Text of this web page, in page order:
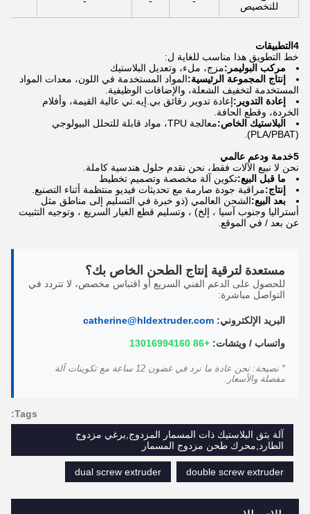
للتخصيص
4التطبيقات
خط التطويق هذا مناسب للغاية ل:
مركب البوليمر:مزج، ملء، وتعديل البلاستيك
إنتاج المجموعة الرئيسية:المواد المستخدمة في اللون، معدات المواد
المستخدمة لتخفيف الشعلة، والإضافات الوظيفية.
إعادة التدوير:إعادة تدوير رقائق بي.إيه.تي عالية القيمة، وأفلام
الخردة، وقطع الحافة.
البلاستيك الخاص:
معالجة TPU، مواد قابلة للتحلل البيولوجي
(PLA/PBAT).
5خدمة ودعم عالمي
نحن لا نبيع الآلات فقط، نحن نقدم حلول هندسية كاملة.
ما قبل البيع:تكوين آلة مخصصة وتصميم تخطيط
إنتاج:مراقبة جودة صارمة مع تحديثات فيديو منتظمة أثناء التصنيع.
بعد البيع:الشحن العالمي (ذو خبرة في التسليم إلى مناطق مثل
أستراليا وجنوب آسيا ، إلخ) ، وتسليم قطع الغيار السريع ، وتوجيه التثبيت
عن بعد / في الموقع.
مستعدة لترقية إنتاج الطحن الخاص بك؟
للحصول على الدعم الفني السريع أو اقتباس مخصص، لا تتردد في
التواصل مباشرة:
البريد الإلكتروني: catherine@hldextruder.com
واتساب / ويتشات: +86 13016994160
* نصيحة: نحن عادة ما نرد في غضون 12 ساعة مع تكوينات آلة
مفصلة والأسعار.
Tags:
آلة بثق البلاستيك ذات المسمار المزدوج,برغي مزدوج
الطارد,محرك طحن مزدوج المسمار
double screw extruder
dual screw extruder